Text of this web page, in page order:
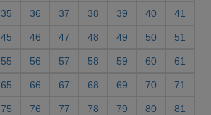
35 36 37 38 39 40 41
45 46 47 48 49 50 51
55 56 57 58 59 60 61
65 66 67 68 69 70 71
75 76 77 78 79 80 81